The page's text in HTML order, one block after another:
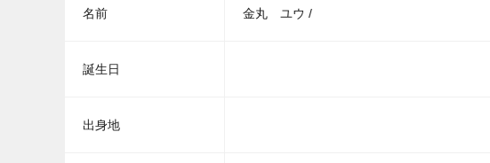
名前 金丸 ユウ /
誕生日
出身地